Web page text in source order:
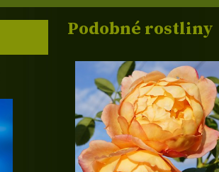
Podobné rostliny